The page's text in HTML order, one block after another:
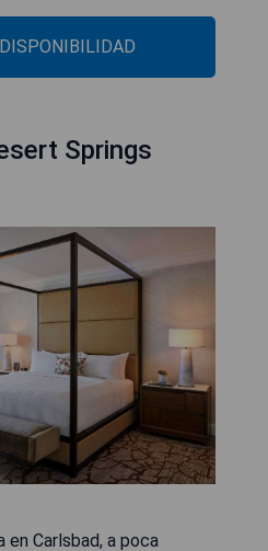
Springs
en Carlsbad, a poca